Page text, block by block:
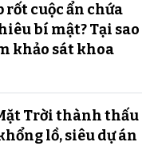
rốt cuộc ẩn chứa
bí mật? Tại sao
khảo sát khoa
Trời thành thấu
lồ, siêu dự án